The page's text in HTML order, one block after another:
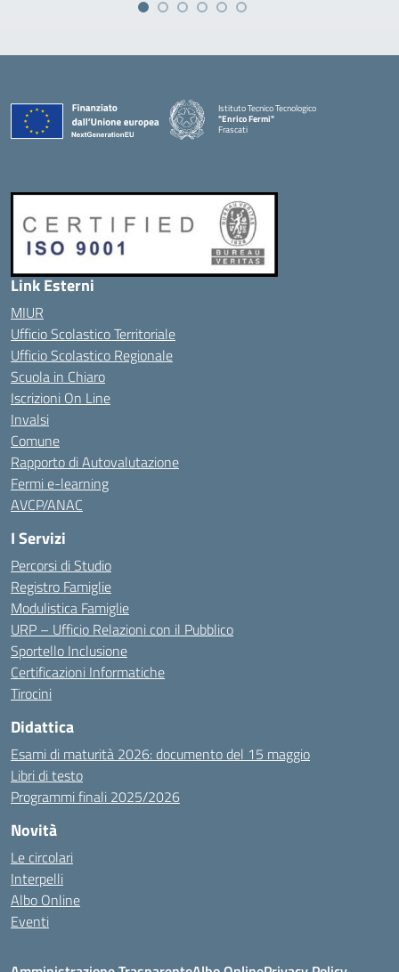
Istituto Tecnico Tecnologico
"Enrico Fermi"
Frascati
Link Esterni
MIUR
Ufficio Scolastico Territoriale
Ufficio Scolastico Regionale
Scuola in Chiaro
Iscrizioni On Line
Invalsi
Comune
Rapporto di Autovalutazione
Fermi e-learning
AVCP/ANAC
I Servizi
Percorsi di Studio
Registro Famiglie
Modulistica Famiglie
URP – Ufficio Relazioni con il Pubblico
Sportello Inclusione
Certificazioni Informatiche
Tirocini
Didattica
Esami di maturità 2026: documento del 15 maggio
Libri di testo
Programmi finali 2025/2026
Novità
Le circolari
Interpelli
Albo Online
Eventi